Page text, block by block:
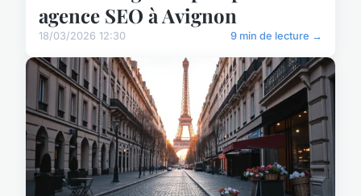
agence SEO à Avignon
18/03/2026 12:30 9 min de lecture →